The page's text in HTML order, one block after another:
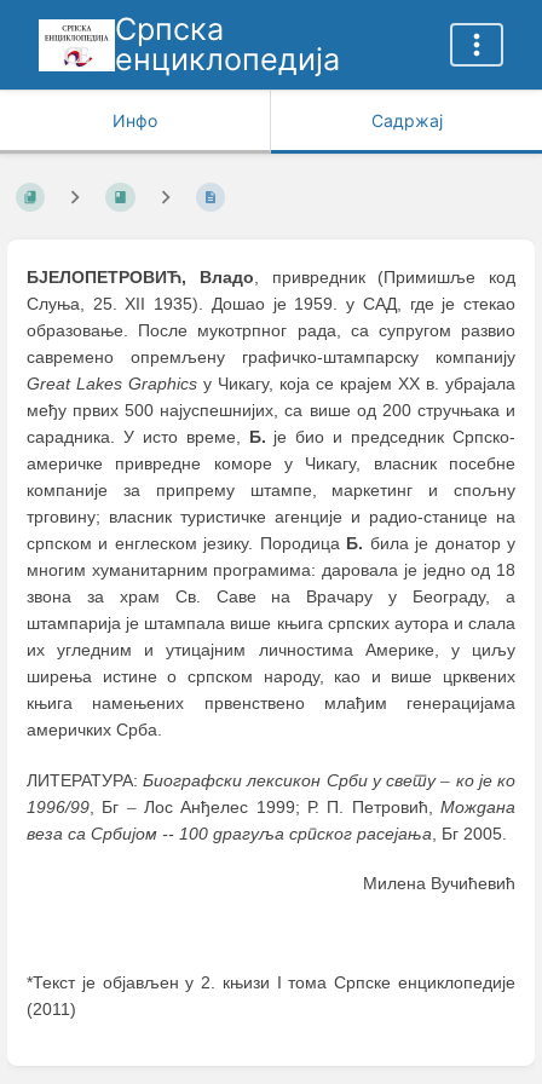
Српска
енциклопедија
Инфо Садржај
БЈЕЛОПЕТРОВИЋ, Владо, привредник (Примишље код
Слуња, 25. XII 1935). Дошао је 1959. у САД, где је стекао
образовање. После мукотрпног рада, са супругом развио
савремено опремљену графичко-штампарску компанију
Great Lakes Graphics у Чикагу, која се крајем XX в. убрајала
међу првих 500 најуспешнијих, са више од 200 стручњака и
сарадника. У исто време, Б. је био и председник Српско-
америчке привредне коморе у Чикагу, власник посебне
компаније за припрему штампе, маркетинг и спољну
трговину; власник туристичке агенције и радио-станице на
српском и енглеском језику. Породица Б. била је донатор у
многим хуманитарним програмима: даровала је једно од 18
звона за храм Св. Саве на Врачару у Београду, а
штампарија је штампала више књига српских аутора и слала
их угледним и утицајним личностима Америке, у циљу
ширења истине о српском народу, као и више црквених
књига намењених првенствено млађим генерацијама
америчких Срба.
ЛИТЕРАТУРА:Биографски лексикон Срби у свету– ко је ко
1996/99 , Бг –Лос Анђелес 1999; Р. П. Петровић,Мождана
веза са Србијом -- 100 драгуља српског расејања , Бг 2005.
Милена Вучићевић
*Текст је објављен у 2. књизи I тома Српске енциклопедије
(2011)